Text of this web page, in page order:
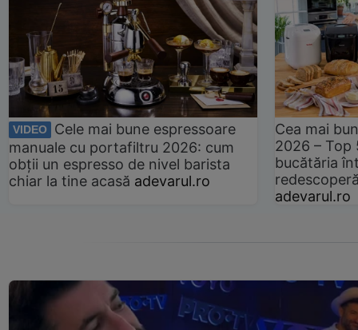
VIDEO
Cele mai bune espressoare
manuale cu portafiltru 2026: cum
obții un espresso de nivel barista
chiar la tine acasă adevarul.ro
Cea mai
2026 –
bucătăria
adevarul.ro